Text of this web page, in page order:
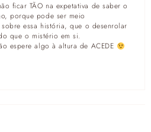
ficar TÃO na expetativa de saber o
porque pode ser meio
essa história, que o desenrolar
que o mistério em si.
espere algo à altura de ACEDE